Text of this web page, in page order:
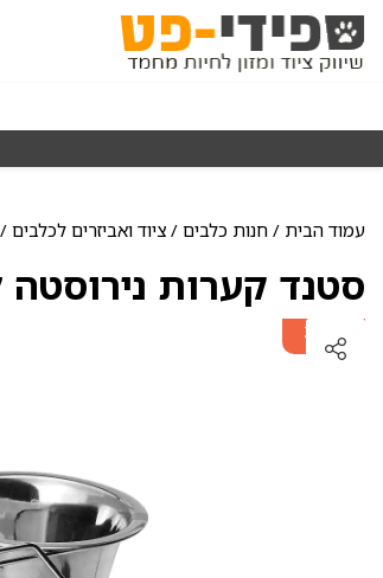
עמוד הבית / חנות כלבים / ציוד ואביזרים לכלבים /
סטנד קערות נירוסטה
ב-20%
הנחה